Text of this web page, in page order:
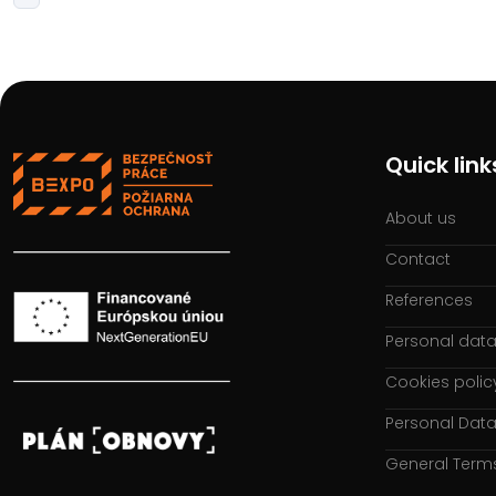
Quick
About us
Contact
References
Personal
Cookies
Personal
General